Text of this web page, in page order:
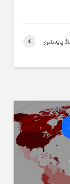
پايدىلىرى